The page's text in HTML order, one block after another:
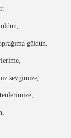
güldün,
sevgimize,